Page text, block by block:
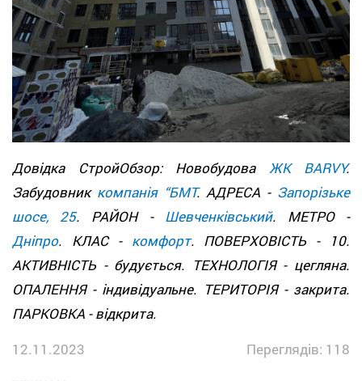
Довідка СтройОбзор: Новобудова ЖК BARVY.
Забудовник компанія “БМТ. АДРЕСА - Запорізьке
шосе, 25. РАЙОН - Шевченківський. МЕТРО -
Дніпро. КЛАС - комфорт. ПОВЕРХОВІСТЬ - 10.
АКТИВНІСТЬ - будується. ТЕХНОЛОГІЯ - цегляна.
ОПАЛЕННЯ - індивідуальне. ТЕРИТОРІЯ - закрита.
ПАРКОВКА - відкрита.
12.11.2023
Переглядів: 118